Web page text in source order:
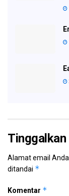
Tinggalkan
Alamat email
ditandai *
Komentar *